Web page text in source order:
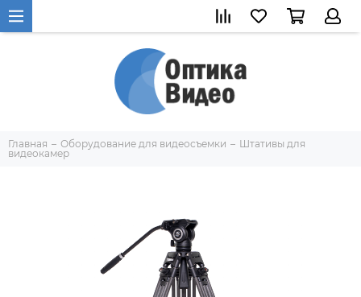
Главная Оборудование для видеосъемки
Штативы для
видеокамер